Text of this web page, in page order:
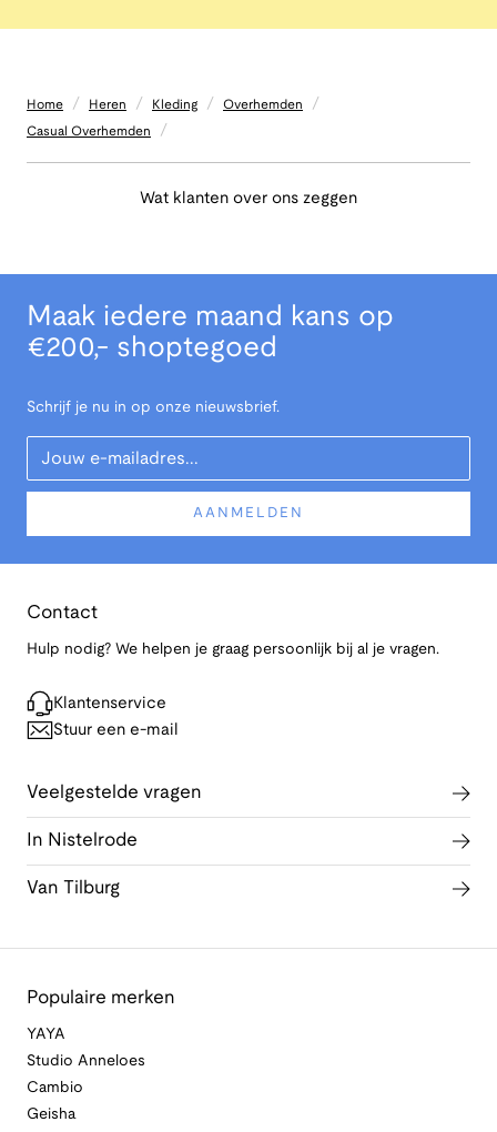
Home / Heren / Kleding / Overhemden /
Casual Overhemden /
Wat klanten over ons zeggen
Maak iedere maand kans op
€200,- shoptegoed
Schrijf je nu in op onze nieuwsbrief.
Your Email
AANMELDEN
Contact
Hulp nodig? We helpen je graag persoonlijk bij al je vragen.
Klantenservice
Stuur een e-mail
Veelgestelde vragen
In Nistelrode
Van Tilburg
Populaire merken
YAYA
Studio Anneloes
Cambio
Geisha